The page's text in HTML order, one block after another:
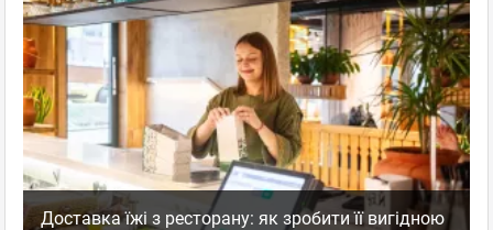
Доставка їжі з ресторану: як зробити її вигідною